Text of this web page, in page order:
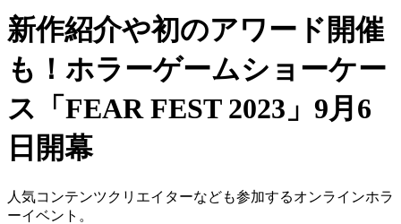
新作紹介や初のアワード開催
も！ホラーゲームショーケー
ス「FEAR FEST 2023」9月6
日開幕
人気コンテンツクリエイターなども参加するオンラインホラ
ーイベント。